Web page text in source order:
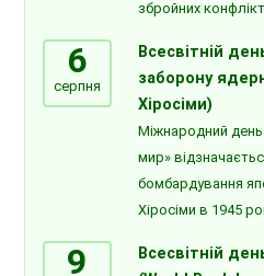
збройних
6
серпня
Всесвітній
заборону
Хіросіми)
Міжнародний день
мир»
бомбардування
Хіросіми в 1945
9
Всесвітній